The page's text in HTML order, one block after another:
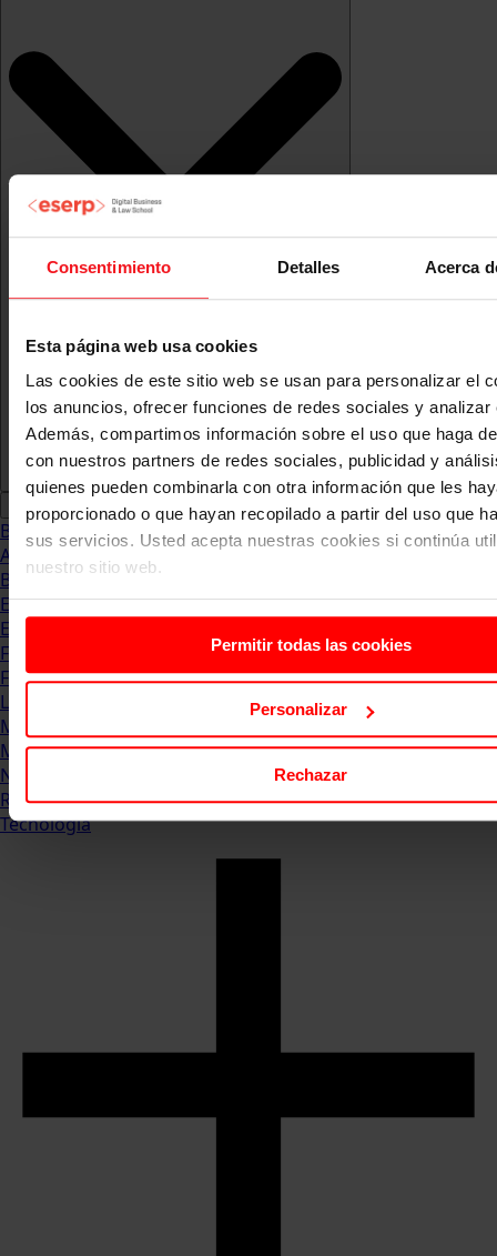
Consentimiento Detalles Acerca
Esta página web usa cookies
Las cookies de este sitio web se usan para personalizar el
los anuncios, ofrecer funciones de redes sociales y analizar
Además, compartimos información sobre el uso que haga
con nuestros partners de redes sociales, publicidad y
quienes pueden combinarla con otra información que les
proporcionado o que hayan recopilado a partir del uso que
sus servicios. Usted acepta nuestras cookies si continúa
nuestro sitio web.
Permitir todas las cookies
Personalizar
Rechazar
Blog
Abogacia
Business
Empleo & Emprendimiento
Empresas
Finanzas
Formación & Estudios
Luxury
Management
Marketing & Comunicación
Negocios
Recursos Humanos
Tecnología